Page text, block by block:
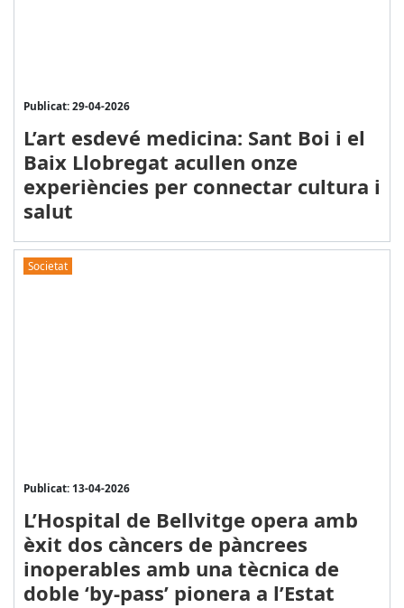
Publicat: 29-04-2026
L’art esdevé medicina: Sant Boi i el
Baix Llobregat acullen onze
experiències per connectar cultura i
salut
Societat
Publicat: 13-04-2026
L’Hospital de Bellvitge opera amb
èxit dos càncers de pàncrees
inoperables amb una tècnica de
doble ‘by-pass’ pionera a l’Estat